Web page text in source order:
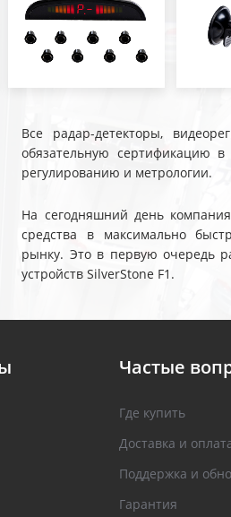
Все радар-детекторы,
обязательную сертификацию в
регулированию и метрологии.
На сегодняшний день
средства в максимально
рынку. Это в первую очередь
устройств SilverStone F1.
Частые
Где купить
Доставка и
Поддержка и
Гарантия